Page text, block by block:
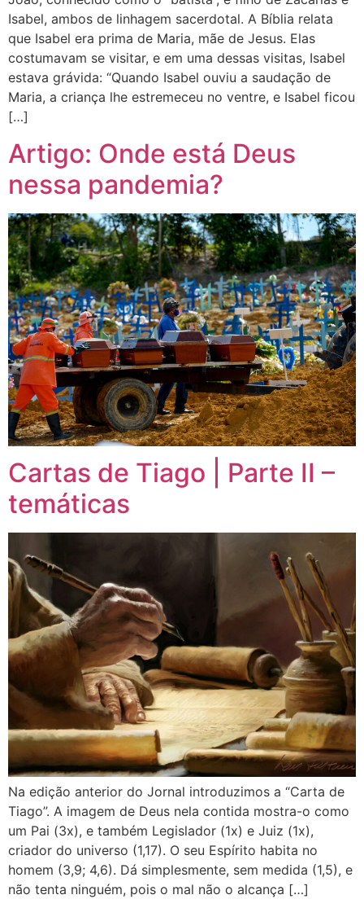
Isabel, ambos de linhagem sacerdotal. A Bíblia relata
que Isabel era prima de Maria, mãe de Jesus. Elas
costumavam se visitar, e em uma dessas visitas, Isabel
estava grávida: “Quando Isabel ouviu a saudação de
Maria, a criança lhe estremeceu no ventre, e Isabel ficou
[…]
Artigo: Onde está Deus
nessa pandemia?
Cartas de Tiago | Parte II –
temáticas
Na edição anterior do Jornal introduzimos a “Carta de
Tiago”. A imagem de Deus nela contida mostra-o como
um Pai (3x), e também Legislador (1x) e Juiz (1x),
criador do universo (1,17). O seu Espírito habita no
homem (3,9; 4,6). Dá simplesmente, sem medida (1,5), e
não tenta ninguém, pois o mal não o alcança […]